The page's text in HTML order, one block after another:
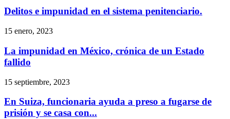
Delitos e impunidad en el sistema penitenciario.
15 enero, 2023
La impunidad en México, crónica de un Estado
fallido
15 septiembre, 2023
En Suiza, funcionaria ayuda a preso a fugarse de
prisión y se casa con...